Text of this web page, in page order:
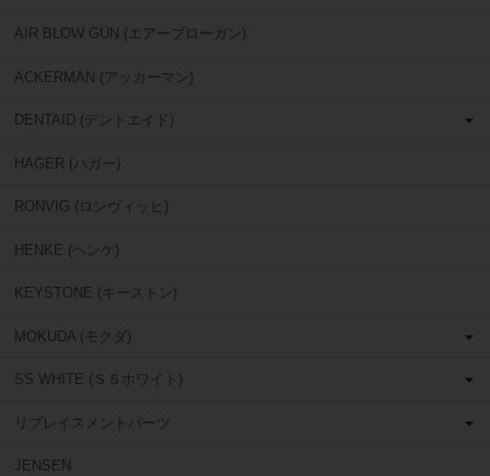
AIR BLOW GUN (エアーブローガン)
ACKERMAN (アッカーマン)
DENTAID (デントエイド)
HAGER (ハガー)
RONVIG (ロンヴィッヒ)
HENKE (ヘンケ)
KEYSTONE (キーストン)
MOKUDA (モクダ)
SS WHITE (ＳＳホワイト)
リプレイスメントパーツ
JENSEN